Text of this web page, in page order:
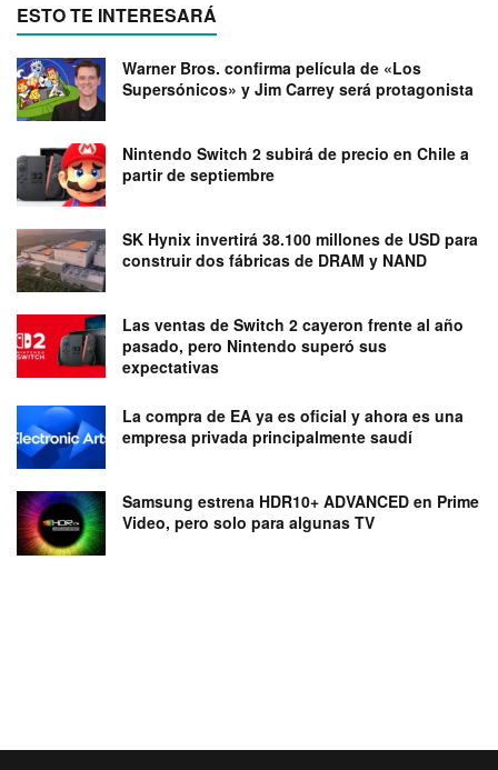
ESTO TE INTERESARÁ
Warner Bros. confirma película de «Los
Supersónicos» y Jim Carrey será protagonista
Nintendo Switch 2 subirá de precio en Chile a
partir de septiembre
SK Hynix invertirá 38.100 millones de USD para
construir dos fábricas de DRAM y NAND
Las ventas de Switch 2 cayeron frente al año
pasado, pero Nintendo superó sus
expectativas
La compra de EA ya es oficial y ahora es una
empresa privada principalmente saudí
Samsung estrena HDR10+ ADVANCED en Prime
Video, pero solo para algunas TV